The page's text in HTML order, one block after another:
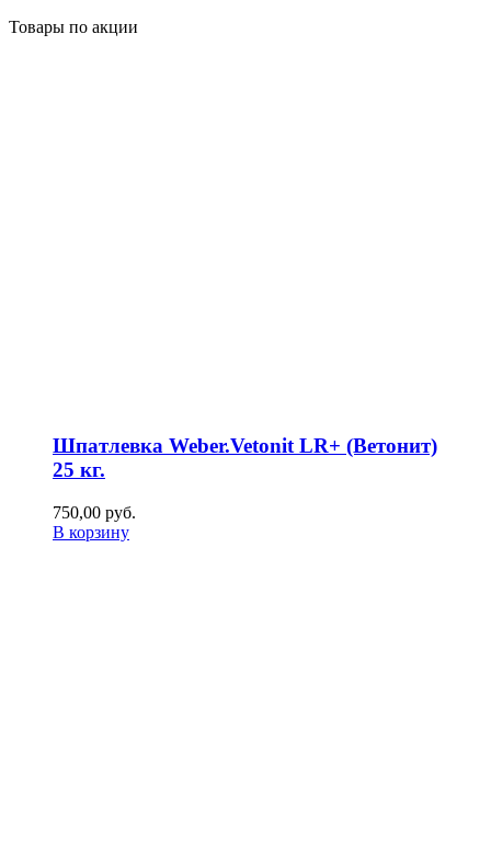
Товары по акции
Шпатлевка Weber.Vetonit LR+ (Ветонит)
25 кг.
750,00 руб.
В корзину